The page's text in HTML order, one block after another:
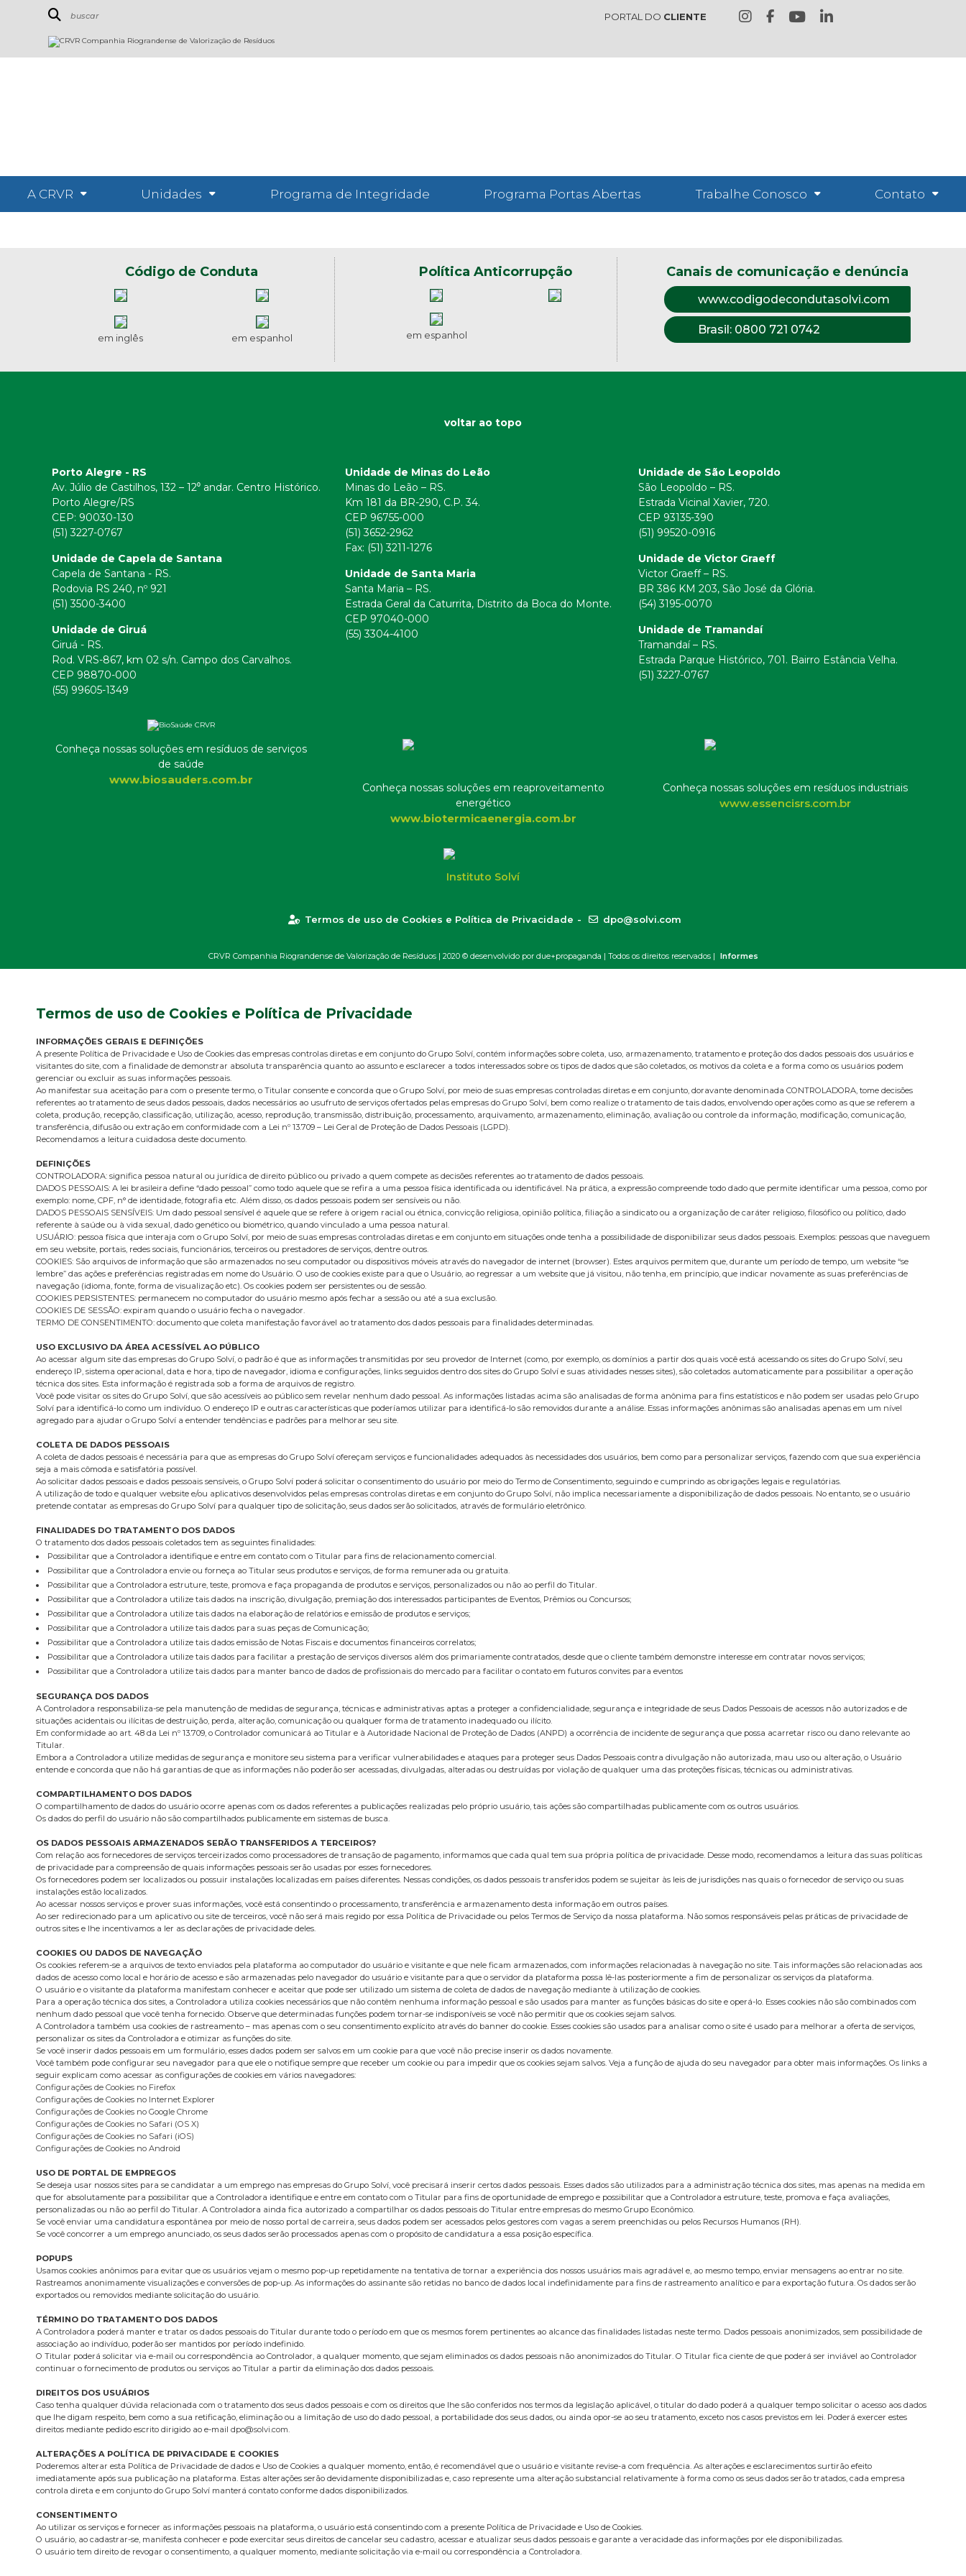
PORTAL DO CLIENTE
A CRVR Unidades Programa de Integridade Programa Portas Abertas Trabalhe Conosco Contato
Código de Conduta
em inglês em espanhol
Política Anticorrupção
em espanhol
Canais de comunicação e denúncia
www.codigodecondutasolvi.com
Brasil: 0800 721 0742
voltar ao topo
Porto Alegre - RS
Av. Júlio de Castilhos, 132 – 12⁰ andar. Centro Histórico.
Porto Alegre/RS
CEP: 90030-130
(51) 3227-0767
Unidade de Capela de Santana
Capela de Santana - RS.
Rodovia RS 240, nº 921
(51) 3500-3400
Unidade de Giruá
Giruá - RS.
Rod. VRS-867, km 02 s/n. Campo dos Carvalhos.
CEP 98870-000
(55) 99605-1349
Unidade de Minas do Leão
Minas do Leão – RS.
Km 181 da BR-290, C.P. 34.
CEP 96755-000
(51) 3652-2962
Fax: (51) 3211-1276
Unidade de Santa Maria
Santa Maria – RS.
Estrada Geral da Caturrita, Distrito da Boca do Monte.
CEP 97040-000
(55) 3304-4100
Unidade de São Leopoldo
São Leopoldo – RS.
Estrada Vicinal Xavier, 720.
CEP 93135-390
(51) 99520-0916
Unidade de Victor Graeff
Victor Graeff – RS.
BR 386 KM 203, São José da Glória.
(54) 3195-0070
Unidade de Tramandaí
Tramandaí – RS.
Estrada Parque Histórico, 701. Bairro Estância Velha.
(51) 3227-0767
Conheça nossas soluções em resíduos de serviços
de saúde
www.biosauders.com.br
Conheça nossas soluções em reaproveitamento
energético
www.biotermicaenergia.com.br
Conheça nossas soluções em resíduos industriais
www.essencisrs.com.br
Instituto Solví
Termos de uso de Cookies e Política de Privacidade - dpo@solvi.com
CRVR Companhia Riograndense de Valorização de Resíduos | 2020 © desenvolvido por due+propaganda | Todos os direitos reservados | Informes
Termos de uso de Cookies e Política de Privacidade
INFORMAÇÕES GERAIS E DEFINIÇÕES
A presente Política de Privacidade e Uso de Cookies das empresas controlas diretas e em conjunto do Grupo Solví, contém informações sobre coleta, uso, armazenamento, tratamento e proteção dos dados pessoais dos usuários e
visitantes do site, com a finalidade de demonstrar absoluta transparência quanto ao assunto e esclarecer a todos interessados sobre os tipos de dados que são coletados, os motivos da coleta e a forma como os usuários podem
gerenciar ou excluir as suas informações pessoais.
Ao manifestar sua aceitação para com o presente termo, o Titular consente e concorda que o Grupo Solví, por meio de suas empresas controladas diretas e em conjunto, doravante denominada CONTROLADORA, tome decisões
referentes ao tratamento de seus dados pessoais, dados necessários ao usufruto de serviços ofertados pelas empresas do Grupo Solví, bem como realize o tratamento de tais dados, envolvendo operações como as que se referem a
coleta, produção, recepção, classificação, utilização, acesso, reprodução, transmissão, distribuição, processamento, arquivamento, armazenamento, eliminação, avaliação ou controle da informação, modificação, comunicação,
transferência, difusão ou extração em conformidade com a Lei nº 13.709 – Lei Geral de Proteção de Dados Pessoais (LGPD).
Recomendamos a leitura cuidadosa deste documento.
DEFINIÇÕES
CONTROLADORA: significa pessoa natural ou jurídica de direito público ou privado a quem compete as decisões referentes ao tratamento de dados pessoais.
DADOS PESSOAIS: A lei brasileira define “dado pessoal” como todo aquele que se refira a uma pessoa física identificada ou identificável. Na prática, a expressão compreende todo dado que permite identificar uma pessoa, como por
exemplo: nome, CPF, n° de identidade, fotografia etc. Além disso, os dados pessoais podem ser sensíveis ou não.
DADOS PESSOAIS SENSÍVEIS: Um dado pessoal sensível é aquele que se refere à origem racial ou étnica, convicção religiosa, opinião política, filiação a sindicato ou a organização de caráter religioso, filosófico ou político, dado
referente à saúde ou à vida sexual, dado genético ou biométrico, quando vinculado a uma pessoa natural.
USUÁRIO: pessoa física que interaja com o Grupo Solví, por meio de suas empresas controladas diretas e em conjunto em situações onde tenha a possibilidade de disponibilizar seus dados pessoais. Exemplos: pessoas que naveguem
em seu website, portais, redes sociais, funcionários, terceiros ou prestadores de serviços, dentre outros.
COOKIES: São arquivos de informação que são armazenados no seu computador ou dispositivos móveis através do navegador de internet (browser). Estes arquivos permitem que, durante um período de tempo, um website “se
lembre” das ações e preferências registradas em nome do Usuário. O uso de cookies existe para que o Usuário, ao regressar a um website que já visitou, não tenha, em princípio, que indicar novamente as suas preferências de
navegação (idioma, fonte, forma de visualização etc). Os cookies podem ser persistentes ou de sessão.
COOKIES PERSISTENTES: permanecem no computador do usuário mesmo após fechar a sessão ou até a sua exclusão.
COOKIES DE SESSÃO: expiram quando o usuário fecha o navegador.
TERMO DE CONSENTIMENTO: documento que coleta manifestação favorável ao tratamento dos dados pessoais para finalidades determinadas.
USO EXCLUSIVO DA ÁREA ACESSÍVEL AO PÚBLICO
Ao acessar algum site das empresas do Grupo Solví, o padrão é que as informações transmitidas por seu provedor de Internet (como, por exemplo, os domínios a partir dos quais você está acessando os sites do Grupo Solví, seu
endereço IP, sistema operacional, data e hora, tipo de navegador, idioma e configurações, links seguidos dentro dos sites do Grupo Solví e suas atividades nesses sites), são coletados automaticamente para possibilitar a operação
técnica dos sites. Esta informação é registrada sob a forma de arquivos de registro.
Você pode visitar os sites do Grupo Solví, que são acessíveis ao público sem revelar nenhum dado pessoal. As informações listadas acima são analisadas de forma anônima para fins estatísticos e não podem ser usadas pelo Grupo
Solví para identificá-lo como um indivíduo. O endereço IP e outras características que poderíamos utilizar para identificá-lo são removidos durante a análise. Essas informações anônimas são analisadas apenas em um nível
agregado para ajudar o Grupo Solví a entender tendências e padrões para melhorar seu site.
COLETA DE DADOS PESSOAIS
A coleta de dados pessoais é necessária para que as empresas do Grupo Solví ofereçam serviços e funcionalidades adequados às necessidades dos usuários, bem como para personalizar serviços, fazendo com que sua experiência
seja a mais cômoda e satisfatória possível.
Ao solicitar dados pessoais e dados pessoais sensíveis, o Grupo Solví poderá solicitar o consentimento do usuário por meio do Termo de Consentimento, seguindo e cumprindo as obrigações legais e regulatórias.
A utilização de todo e qualquer website e/ou aplicativos desenvolvidos pelas empresas controlas diretas e em conjunto do Grupo Solví, não implica necessariamente a disponibilização de dados pessoais. No entanto, se o usuário
pretende contatar as empresas do Grupo Solví para qualquer tipo de solicitação, seus dados serão solicitados, através de formulário eletrônico.
FINALIDADES DO TRATAMENTO DOS DADOS
O tratamento dos dados pessoais coletados tem as seguintes finalidades:
Possibilitar que a Controladora identifique e entre em contato com o Titular para fins de relacionamento comercial.
Possibilitar que a Controladora envie ou forneça ao Titular seus produtos e serviços, de forma remunerada ou gratuita.
Possibilitar que a Controladora estruture, teste, promova e faça propaganda de produtos e serviços, personalizados ou não ao perfil do Titular.
Possibilitar que a Controladora utilize tais dados na inscrição, divulgação, premiação dos interessados participantes de Eventos, Prêmios ou Concursos;
Possibilitar que a Controladora utilize tais dados na elaboração de relatórios e emissão de produtos e serviços;
Possibilitar que a Controladora utilize tais dados para suas peças de Comunicação;
Possibilitar que a Controladora utilize tais dados emissão de Notas Fiscais e documentos financeiros correlatos;
Possibilitar que a Controladora utilize tais dados para facilitar a prestação de serviços diversos além dos primariamente contratados, desde que o cliente também demonstre interesse em contratar novos serviços;
Possibilitar que a Controladora utilize tais dados para manter banco de dados de profissionais do mercado para facilitar o contato em futuros convites para eventos
SEGURANÇA DOS DADOS
A Controladora responsabiliza-se pela manutenção de medidas de segurança, técnicas e administrativas aptas a proteger a confidencialidade, segurança e integridade de seus Dados Pessoais de acessos não autorizados e de
situações acidentais ou ilícitas de destruição, perda, alteração, comunicação ou qualquer forma de tratamento inadequado ou ilícito.
Em conformidade ao art. 48 da Lei nº 13.709, o Controlador comunicará ao Titular e à Autoridade Nacional de Proteção de Dados (ANPD) a ocorrência de incidente de segurança que possa acarretar risco ou dano relevante ao
Titular.
Embora a Controladora utilize medidas de segurança e monitore seu sistema para verificar vulnerabilidades e ataques para proteger seus Dados Pessoais contra divulgação não autorizada, mau uso ou alteração, o Usuário
entende e concorda que não há garantias de que as informações não poderão ser acessadas, divulgadas, alteradas ou destruídas por violação de qualquer uma das proteções físicas, técnicas ou administrativas.
COMPARTILHAMENTO DOS DADOS
O compartilhamento de dados do usuário ocorre apenas com os dados referentes a publicações realizadas pelo próprio usuário, tais ações são compartilhadas publicamente com os outros usuários.
Os dados do perfil do usuário não são compartilhados publicamente em sistemas de busca.
OS DADOS PESSOAIS ARMAZENADOS SERÃO TRANSFERIDOS A TERCEIROS?
Com relação aos fornecedores de serviços terceirizados como processadores de transação de pagamento, informamos que cada qual tem sua própria política de privacidade. Desse modo, recomendamos a leitura das suas políticas
de privacidade para compreensão de quais informações pessoais serão usadas por esses fornecedores.
Os fornecedores podem ser localizados ou possuir instalações localizadas em países diferentes. Nessas condições, os dados pessoais transferidos podem se sujeitar às leis de jurisdições nas quais o fornecedor de serviço ou suas
instalações estão localizados.
Ao acessar nossos serviços e prover suas informações, você está consentindo o processamento, transferência e armazenamento desta informação em outros países.
Ao ser redirecionado para um aplicativo ou site de terceiros, você não será mais regido por essa Política de Privacidade ou pelos Termos de Serviço da nossa plataforma. Não somos responsáveis pelas práticas de privacidade de
outros sites e lhe incentivamos a ler as declarações de privacidade deles.
COOKIES OU DADOS DE NAVEGAÇÃO
Os cookies referem-se a arquivos de texto enviados pela plataforma ao computador do usuário e visitante e que nele ficam armazenados, com informações relacionadas à navegação no site. Tais informações são relacionadas aos
dados de acesso como local e horário de acesso e são armazenadas pelo navegador do usuário e visitante para que o servidor da plataforma possa lê-las posteriormente a fim de personalizar os serviços da plataforma.
O usuário e o visitante da plataforma manifestam conhecer e aceitar que pode ser utilizado um sistema de coleta de dados de navegação mediante à utilização de cookies.
Para a operação técnica dos sites, a Controladora utiliza cookies necessários que não contêm nenhuma informação pessoal e são usados para manter as funções básicas do site e operá-lo. Esses cookies não são combinados com
nenhum dado pessoal que você tenha fornecido. Observe que determinadas funções podem tornar-se indisponíveis se você não permitir que os cookies sejam salvos.
A Controladora também usa cookies de rastreamento – mas apenas com o seu consentimento explícito através do banner do cookie. Esses cookies são usados para analisar como o site é usado para melhorar a oferta de serviços,
personalizar os sites da Controladora e otimizar as funções do site.
Se você inserir dados pessoais em um formulário, esses dados podem ser salvos em um cookie para que você não precise inserir os dados novamente.
Você também pode configurar seu navegador para que ele o notifique sempre que receber um cookie ou para impedir que os cookies sejam salvos. Veja a função de ajuda do seu navegador para obter mais informações. Os links a
seguir explicam como acessar as configurações de cookies em vários navegadores:
Configurações de Cookies no Firefox
Configurações de Cookies no Internet Explorer
Configurações de Cookies no Google Chrome
Configurações de Cookies no Safari (OS X)
Configurações de Cookies no Safari (iOS)
Configurações de Cookies no Android
USO DE PORTAL DE EMPREGOS
Se deseja usar nossos sites para se candidatar a um emprego nas empresas do Grupo Solví, você precisará inserir certos dados pessoais. Esses dados são utilizados para a administração técnica dos sites, mas apenas na medida em
que for absolutamente para possibilitar que a Controladora identifique e entre em contato com o Titular para fins de oportunidade de emprego e possibilitar que a Controladora estruture, teste, promova e faça avaliações,
personalizadas ou não ao perfil do Titular. A Controladora ainda fica autorizado a compartilhar os dados pessoais do Titular entre empresas do mesmo Grupo Econômico.
Se você enviar uma candidatura espontânea por meio de nosso portal de carreira, seus dados podem ser acessados pelos gestores com vagas a serem preenchidas ou pelos Recursos Humanos (RH).
Se você concorrer a um emprego anunciado, os seus dados serão processados apenas com o propósito de candidatura a essa posição específica.
POPUPS
Usamos cookies anônimos para evitar que os usuários vejam o mesmo pop-up repetidamente na tentativa de tornar a experiência dos nossos usuários mais agradável e, ao mesmo tempo, enviar mensagens ao entrar no site.
Rastreamos anonimamente visualizações e conversões de pop-up. As informações do assinante são retidas no banco de dados local indefinidamente para fins de rastreamento analítico e para exportação futura. Os dados serão
exportados ou removidos mediante solicitação do usuário.
TÉRMINO DO TRATAMENTO DOS DADOS
A Controladora poderá manter e tratar os dados pessoais do Titular durante todo o período em que os mesmos forem pertinentes ao alcance das finalidades listadas neste termo. Dados pessoais anonimizados, sem possibilidade de
associação ao indivíduo, poderão ser mantidos por período indefinido.
O Titular poderá solicitar via e-mail ou correspondência ao Controlador, a qualquer momento, que sejam eliminados os dados pessoais não anonimizados do Titular. O Titular fica ciente de que poderá ser inviável ao Controlador
continuar o fornecimento de produtos ou serviços ao Titular a partir da eliminação dos dados pessoais.
DIREITOS DOS USUÁRIOS
Caso tenha qualquer dúvida relacionada com o tratamento dos seus dados pessoais e com os direitos que lhe são conferidos nos termos da legislação aplicável, o titular do dado poderá a qualquer tempo solicitar o acesso aos dados
que lhe digam respeito, bem como a sua retificação, eliminação ou a limitação de uso do dado pessoal, a portabilidade dos seus dados, ou ainda opor-se ao seu tratamento, exceto nos casos previstos em lei. Poderá exercer estes
direitos mediante pedido escrito dirigido ao e-mail dpo@solvi.com.
ALTERAÇÕES A POLÍTICA DE PRIVACIDADE E COOKIES
Poderemos alterar esta Política de Privacidade de dados e Uso de Cookies a qualquer momento, então, é recomendável que o usuário e visitante revise-a com frequência. As alterações e esclarecimentos surtirão efeito
imediatamente após sua publicação na plataforma. Estas alterações serão devidamente disponibilizadas e, caso represente uma alteração substancial relativamente à forma como os seus dados serão tratados, cada empresa
controla direta e em conjunto do Grupo Solví manterá contato conforme dados disponibilizados.
CONSENTIMENTO
Ao utilizar os serviços e fornecer as informações pessoais na plataforma, o usuário está consentindo com a presente Política de Privacidade e Uso de Cookies.
O usuário, ao cadastrar-se, manifesta conhecer e pode exercitar seus direitos de cancelar seu cadastro, acessar e atualizar seus dados pessoais e garante a veracidade das informações por ele disponibilizadas.
O usuário tem direito de revogar o consentimento, a qualquer momento, mediante solicitação via e-mail ou correspondência a Controladora.